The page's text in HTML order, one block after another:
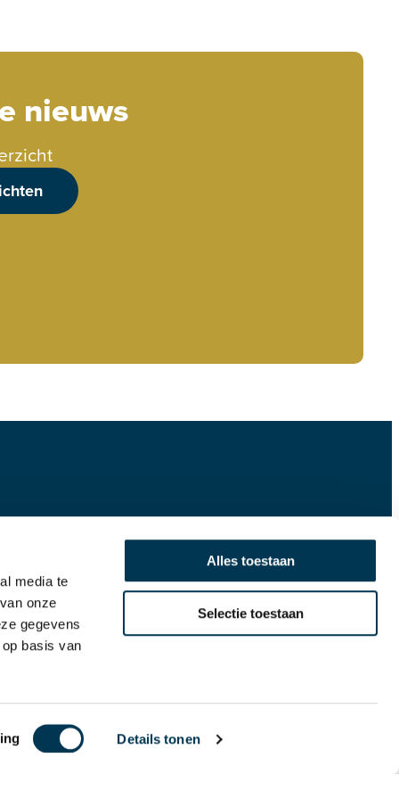
media te
onze
gegevens
basis van
Details tonen
Alles toestaan
Selectie toestaan
nieuws